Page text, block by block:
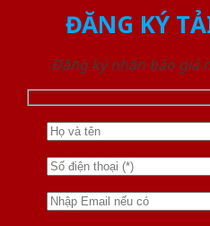
ĐĂNG KÝ
Đăng ký nhận báo giá